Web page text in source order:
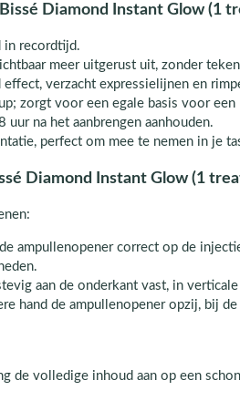
Diamond Instant Glow (1
in recordtijd.
meer uitgerust uit, zonder
effect, verzacht expressielijnen en
zorgt voor een egale basis voor
uur na het aanbrengen aanhouden.
perfect om mee te nemen in je
Diamond Instant Glow (1
ampullenopener correct op de
aan de onderkant vast, in
hand de ampullenopener opzij, bij
de volledige inhoud aan op een